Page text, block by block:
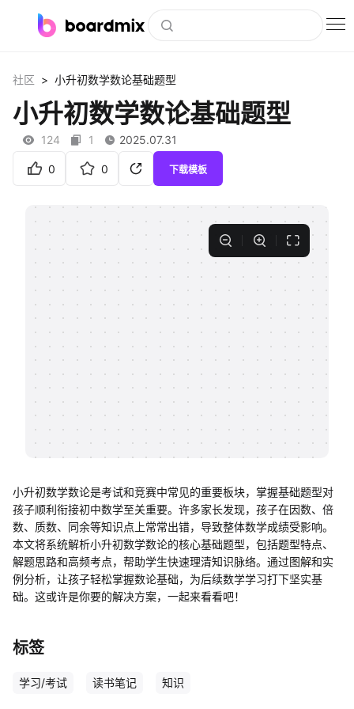
社区资源
下载
私有化部署
支持
帮助中心
知识分享社区
社区 > 小升初数学数论基础题型
小升初数学数论基础题型
124 1 2025.07.31
0 0 下载模板
小升初数学数论是考试和竞赛中常见的重要板块，掌握基础题型对
孩子顺利衔接初中数学至关重要。许多家长发现，孩子在因数、倍
数、质数、同余等知识点上常常出错，导致整体数学成绩受影响。
本文将系统解析小升初数学数论的核心基础题型，包括题型特点、
解题思路和高频考点，帮助学生快速理清知识脉络。通过图解和实
例分析，让孩子轻松掌握数论基础，为后续数学学习打下坚实基
础。这或许是你要的解决方案，一起来看看吧！
标签
学习/考试 读书笔记 知识